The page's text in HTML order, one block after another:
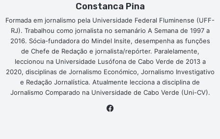
Constanca Pina
Formada em jornalismo pela Universidade Federal Fluminense (UFF-
RJ). Trabalhou como jornalista no semanário A Semana de 1997 a
2016. Sócia-fundadora do Mindel Insite, desempenha as funções
de Chefe de Redação e jornalista/repórter. Paralelamente,
leccionou na Universidade Lusófona de Cabo Verde de 2013 a
2020, disciplinas de Jornalismo Económico, Jornalismo Investigativo
e Redação Jornalística. Atualmente lecciona a disciplina de
Jornalismo Comparado na Universidade de Cabo Verde (Uni-CV).